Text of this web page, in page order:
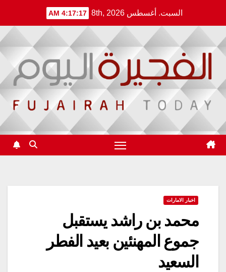
content
السبت. أغسطس 8th, 2026 4:17:18 AM
اخبار الامارات
محمد بن راشد يستقبل
جموع المهنئين بعيد الفطر
السعيد